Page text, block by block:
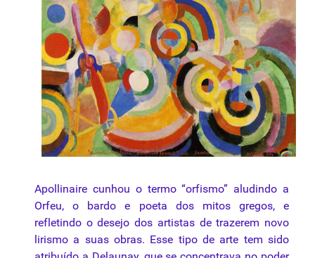
Apollinaire cunhou o termo “orfismo” aludindo a
Orfeu, o bardo e poeta dos mitos gregos, e
refletindo o desejo dos artistas de trazerem novo
lirismo a suas obras. Esse tipo de arte tem sido